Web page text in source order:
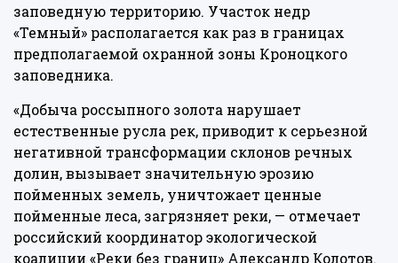
заповедную территорию. Участок недр
«Темный» располагается как раз в границах
предполагаемой охранной зоны Кроноцкого
заповедника.
«Добыча россыпного золота нарушает
естественные русла рек, приводит к серьезной
негативной трансформации склонов речных
долин, вызывает значительную эрозию
пойменных земель, уничтожает ценные
пойменные леса, загрязняет реки, — отмечает
российский координатор экологической
коалиции «Реки без границ» Александр Колотов.